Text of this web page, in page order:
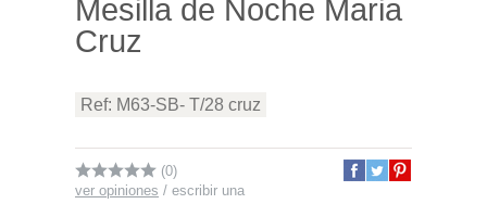
Mesilla de Noche Maria
Cruz
Ref: M63-SB- T/28 cruz
(0)
ver opiniones / escribir una